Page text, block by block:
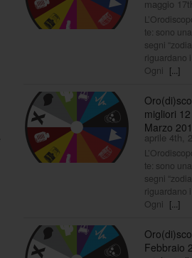
maggio
te: sono
segni
riguardano
Ogni [...]
migliori
Marzo
aprile 4th,
te: sono
segni
riguardano
Ogni [...]
Febbraio